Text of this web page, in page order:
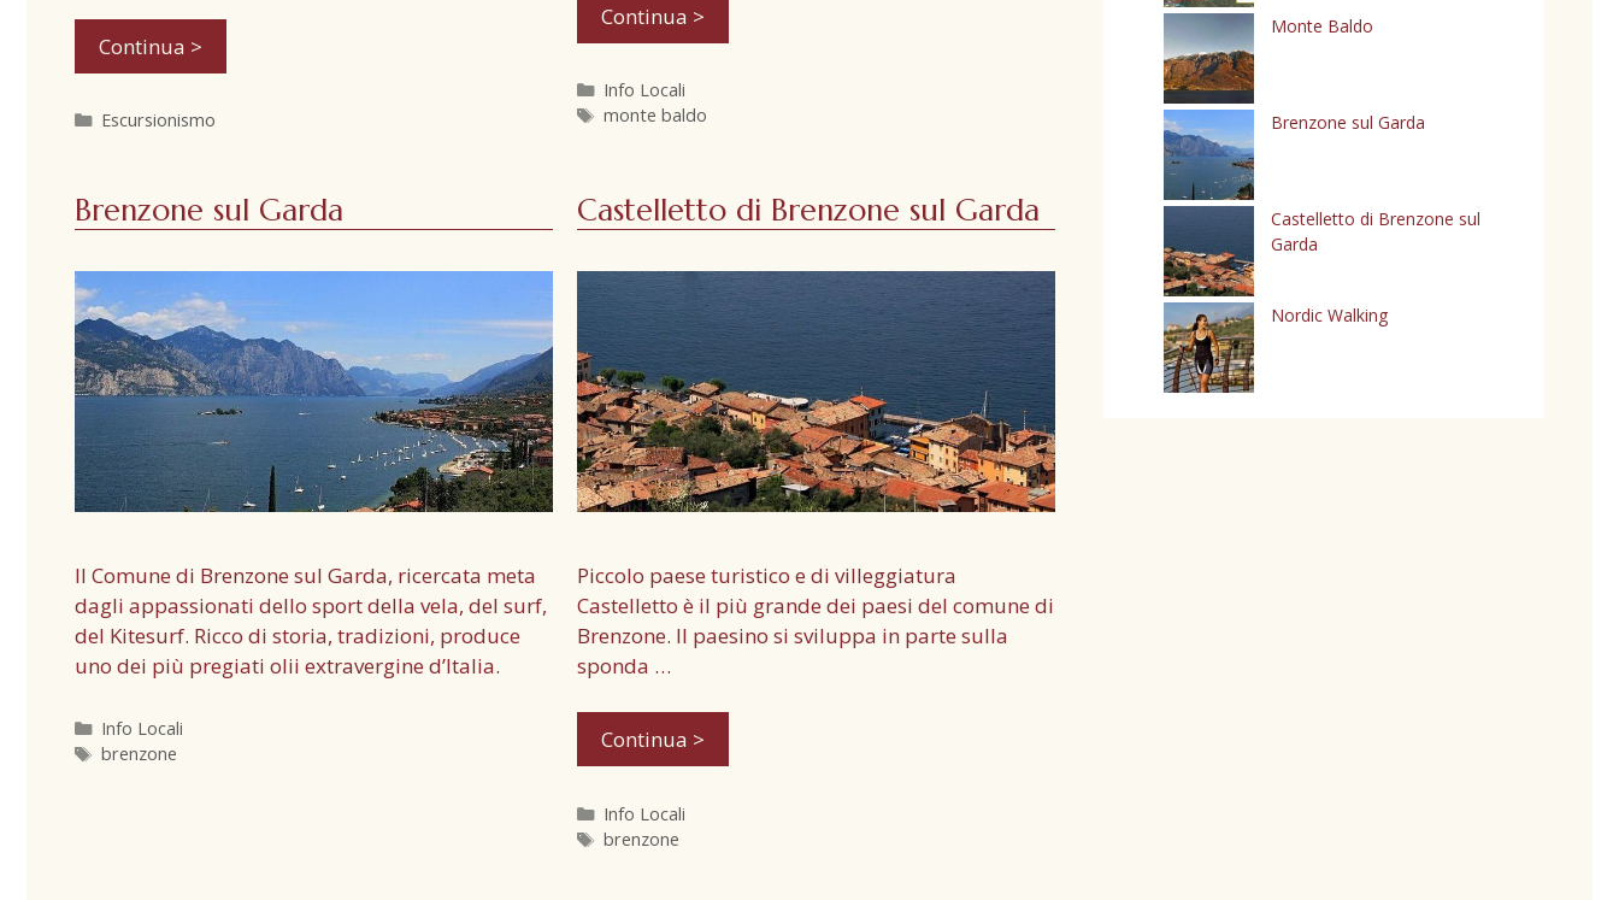
Continua >
Escursionismo
Continua >
Info Locali
monte baldo
Brenzone sul Garda
Il Comune di Brenzone sul Garda, ricercata meta
dagli appassionati dello sport della vela, del surf,
del Kitesurf. Ricco di storia, tradizioni, produce
uno dei più pregiati olii extravergine d’Italia.
Info Locali
brenzone
Castelletto di Brenzone sul Garda
Piccolo paese turistico e di villeggiatura
Castelletto è il più grande dei paesi del comune di
Brenzone. Il paesino si sviluppa in parte sulla
sponda …
Continua >
Info Locali
brenzone
Monte Baldo
Brenzone sul Garda
Castelletto di Brenzone sul
Garda
Nordic Walking